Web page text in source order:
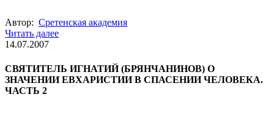
Автор: Сретенская академия
Читать далее
14.07.2007
СВЯТИТЕЛЬ ИГНАТИЙ (БРЯНЧАНИНОВ) О
ЗНАЧЕНИИ ЕВХАРИСТИИ В СПАСЕНИИ ЧЕЛОВЕКА.
ЧАСТЬ 2